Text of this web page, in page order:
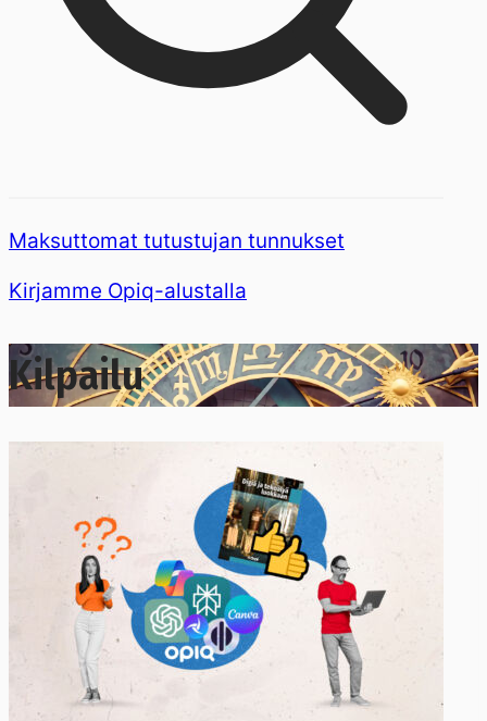
Maksuttomat tutustujan tunnukset
Kirjamme Opiq-alustalla
Kilpailu